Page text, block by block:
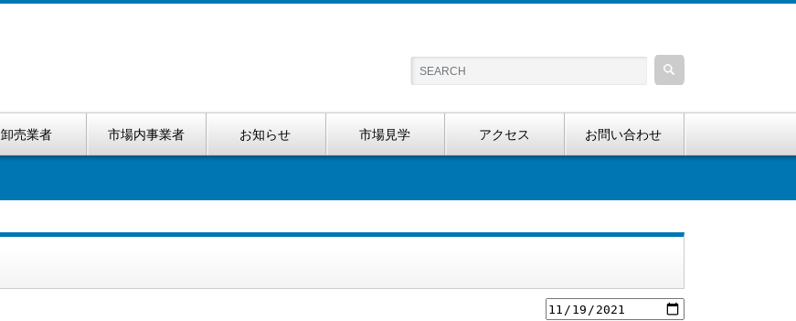
卸売業者 市場内事業者 お知らせ 市場見学 アクセス お問い合わせ